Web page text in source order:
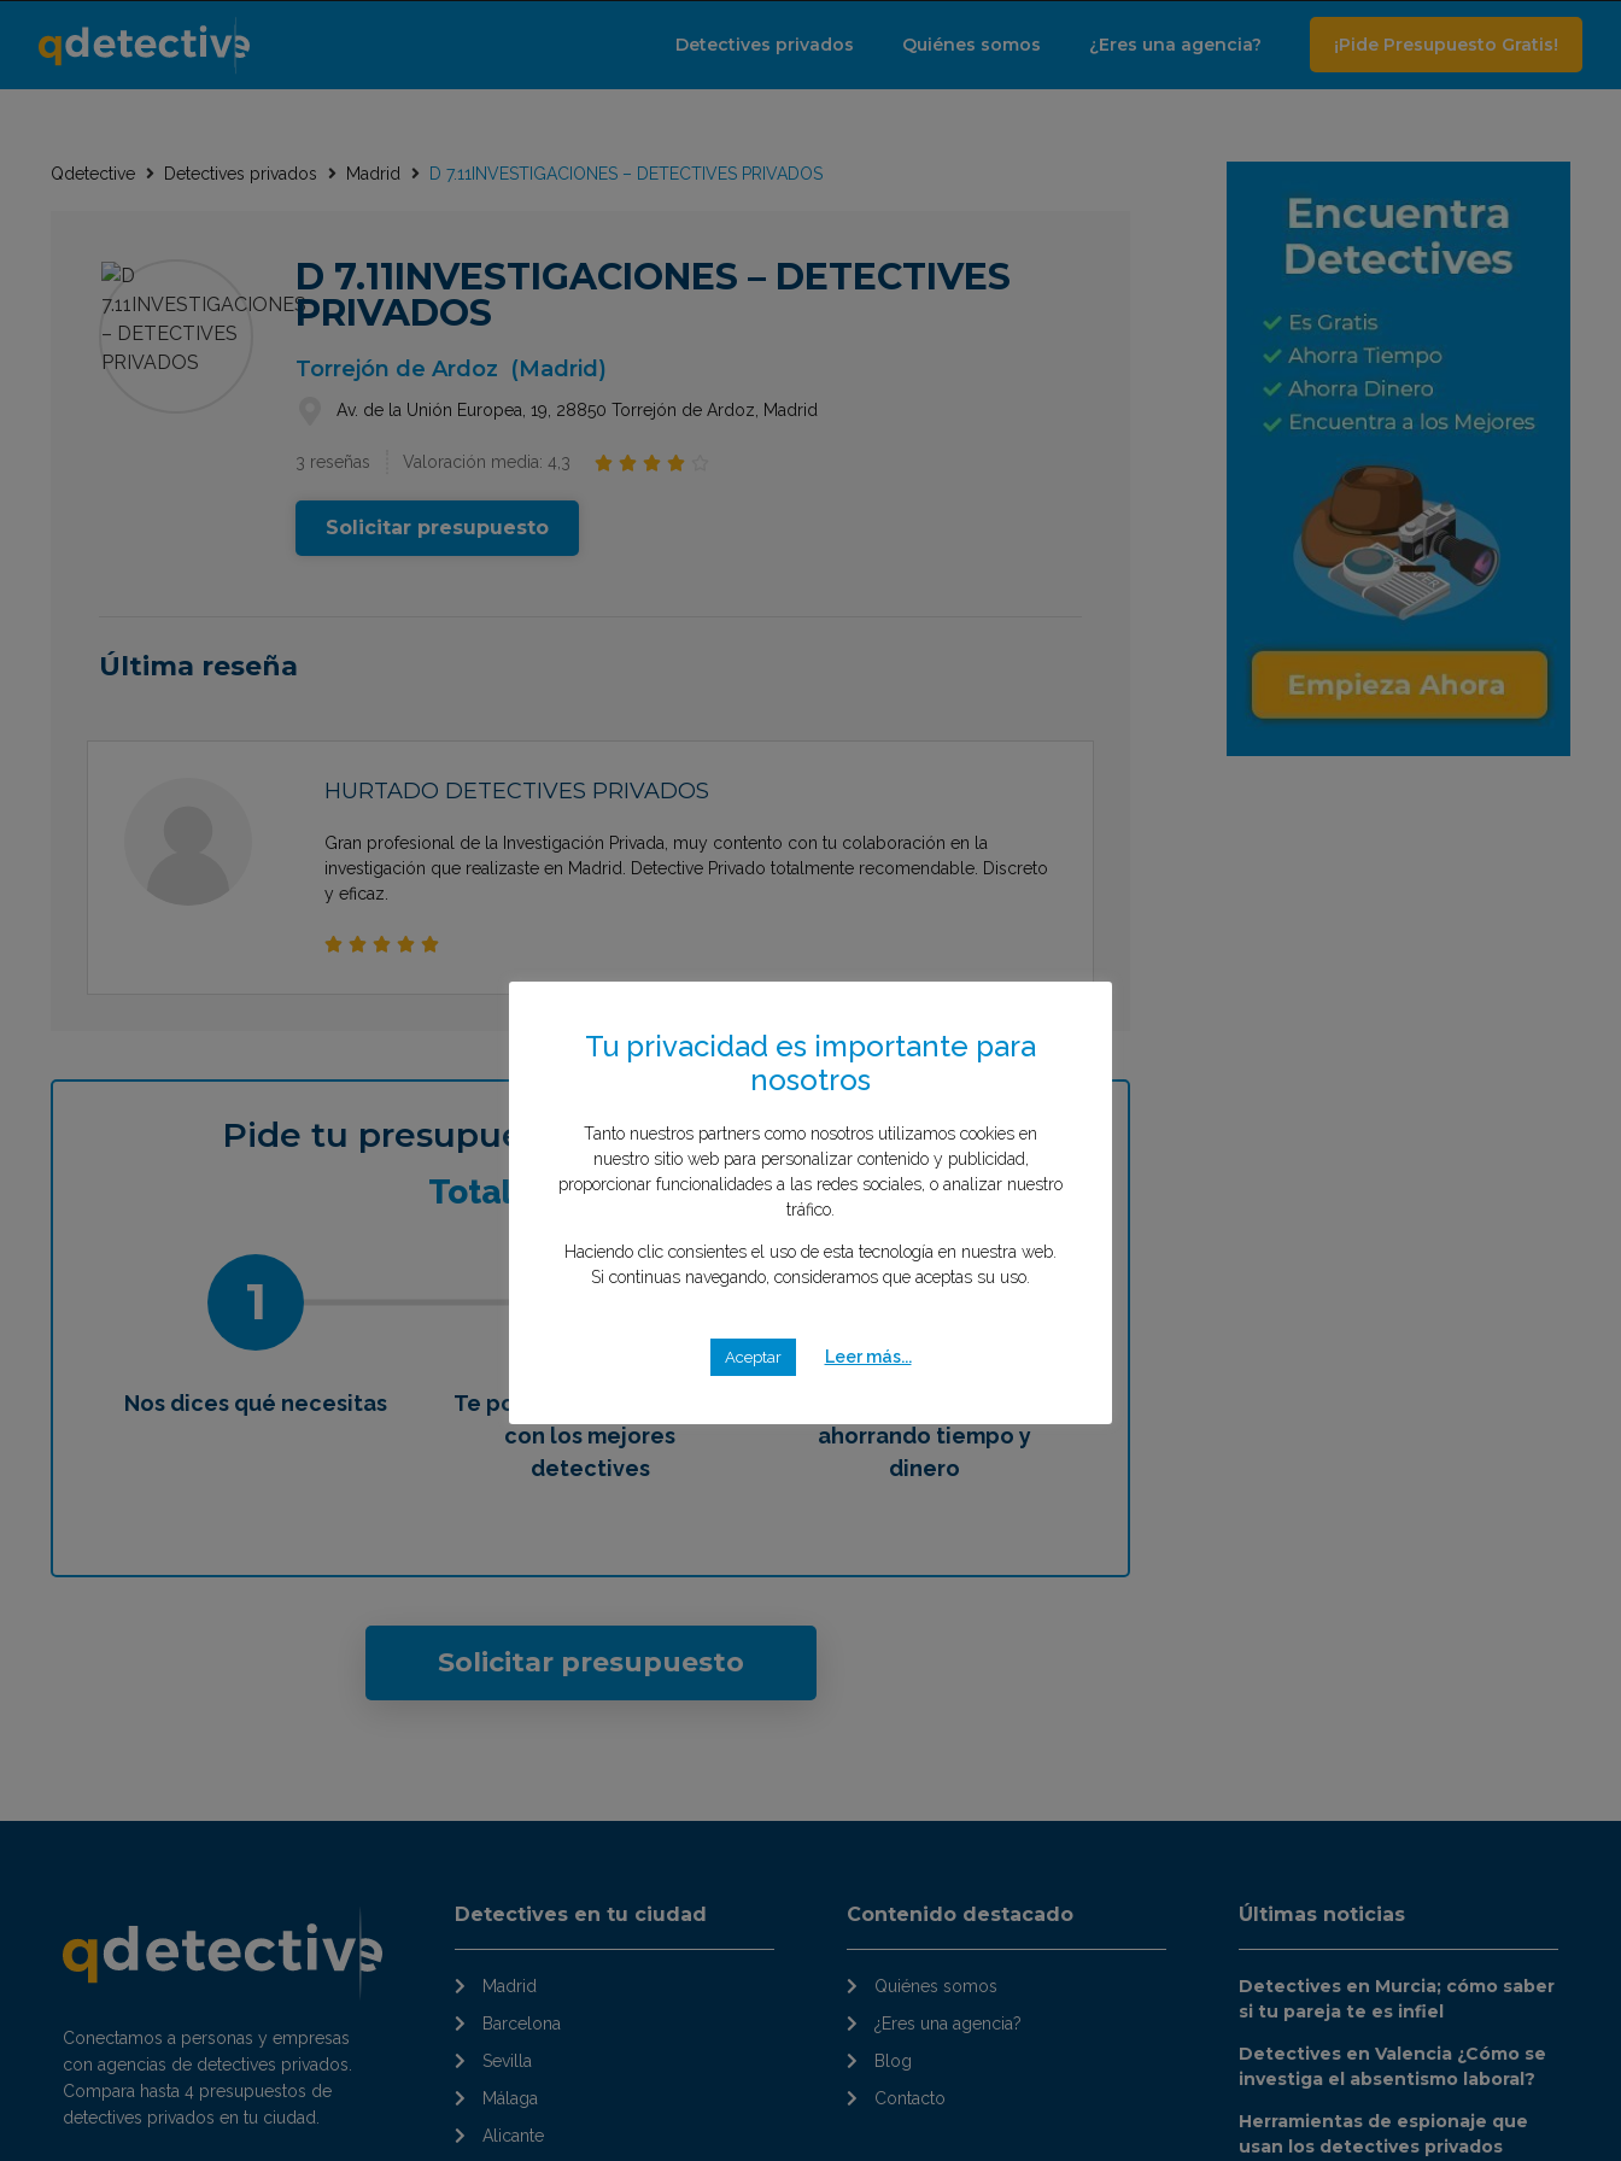
Detectives privados Quiénes somos ¿Eres una agencia? ¡Pide Presupuesto Gratis!
Qdetective Detectives privados Madrid D 7.11INVESTIGACIONES – DETECTIVES PRIVADOS
D 7.11INVESTIGACIONES – DETECTIVES
PRIVADOS
Torrejón de Ardoz (Madrid)
Av. de la Unión Europea, 19, 28850 Torrejón de Ardoz, Madrid
3 reseñas Valoración media: 4,3    
Solicitar presupuesto
Última reseña
HURTADO DETECTIVES PRIVADOS
Gran profesional de la Investigación Privada, muy contento con tu colaboración en la
investigación que realizaste en Madrid. Detective Privado totalmente recomendable. Discreto
y eficaz.
    
Pide tu presupuesto el menos de 1 minuto
Totalmente GRATIS
1 2 3
Nos dices qué necesitas
Te ponemos en contacto
con los mejores
detectives
ahorrando tiempo y
dinero
Solicitar presupuesto
Conectamos a personas y empresas
con agencias de detectives privados.
Compara hasta 4 presupuestos de
detectives privados en tu ciudad.
Detectives en tu ciudad
Madrid
Barcelona
Sevilla
Málaga
Alicante
Contenido destacado
Quiénes somos
¿Eres una agencia?
Blog
Contacto
Últimas noticias
Detectives en Murcia; cómo saber
si tu pareja te es infiel
Detectives en Valencia ¿Cómo se
investiga el absentismo laboral?
Herramientas de espionaje que
usan los detectives privados
Tu privacidad es importante para
Tanto nuestros partners como nosotros utilizamos cookies en
nuestro sitio web para personalizar contenido y publicidad,
proporcionar funcionalidades a las redes sociales, o analizar nuestro
tráfico.
Haciendo clic consientes el uso de esta tecnología en nuestra web.
¿Qué tipo de caso quieres investigar?*